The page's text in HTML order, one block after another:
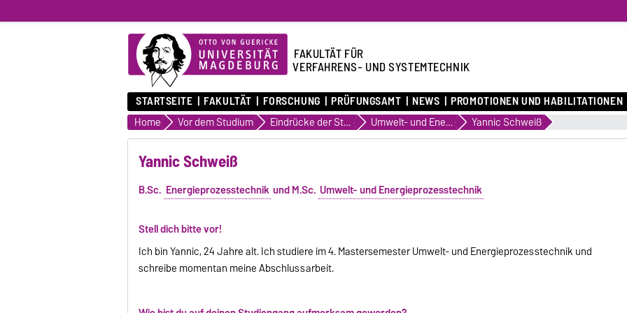
FAKULTÄT FÜR
VERFAHRENS- UND SYSTEMTECHNIK
STARTSEITE FAKULTÄT FORSCHUNG PRÜFUNGSAMT NEWS PROMOTIONEN UND HABILITATIONEN
Home Vor dem Studium Eindrücke der Studierenden Umwelt- und Energieprozesstechnik Yannic Schweiß
Yannic Schweiß
B.Sc. Energieprozesstechnik und M.Sc. Umwelt- und Energieprozesstechnik
Stell dich bitte vor!
Ich bin Yannic, 24 Jahre alt. Ich studiere im 4. Mastersemester Umwelt- und Energieprozesstechnik und
schreibe momentan meine Abschlussarbeit.